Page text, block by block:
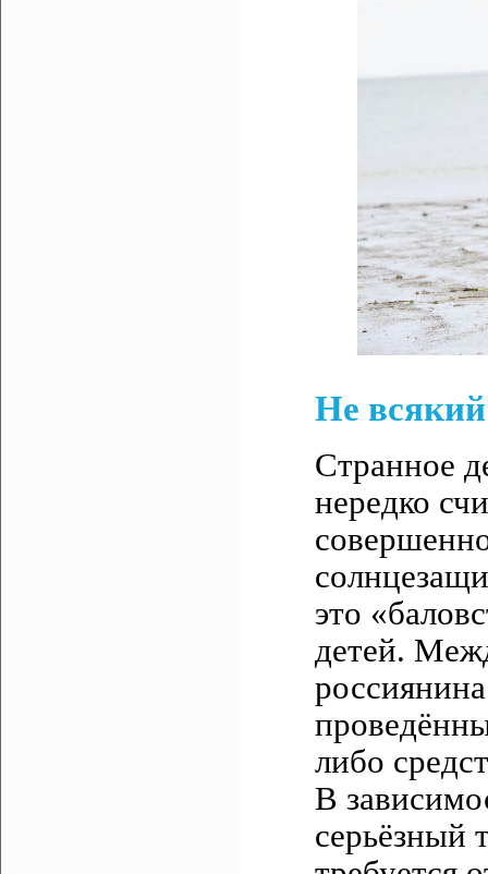
Не
Странное
нередко
это
детей.
либо
В
серьёзный